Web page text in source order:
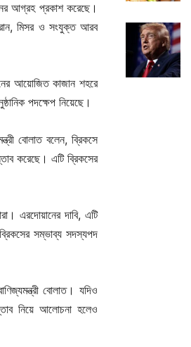
আগ্রহ প্রকাশ করেছে।
মিসর ও সংযুক্ত আরব
আয়োজিত কাজান শহরে
পদক্ষেপ নিয়েছে।
বোলাত বলেন, ব্রিকসে
করেছে। এটি ব্রিকসের
এরদোয়ানের দাবি, এটি
ব্রিকসের সম্ভাব্য সদস্যপদ
বোলাত। যদিও
নিয়ে আলোচনা হলেও